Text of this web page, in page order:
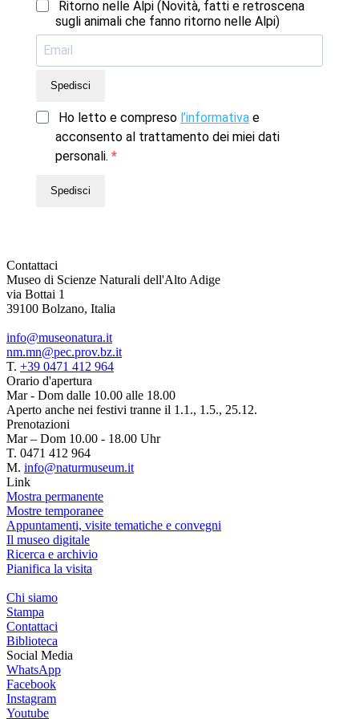
Ritorno nelle Alpi (Novità, fatti e retroscena
sugli animali che fanno ritorno nelle Alpi)
Spedisci
Ho letto e compreso l’informativa e
acconsento al trattamento dei miei dati
personali.
Spedisci
Contattaci
Museo di Scienze Naturali dell'Alto Adige
via Bottai 1
39100 Bolzano, Italia
info@museonatura.it
nm.mn@pec.prov.bz.it
T. +39 0471 412 964
Orario d'apertura
Mar - Dom dalle 10.00 alle 18.00
Aperto anche nei festivi tranne il 1.1., 1.5., 25.12.
Prenotazioni
Mar – Dom 10.00 - 18.00 Uhr
T. 0471 412 964
M. info@naturmuseum.it
Link
Mostra permanente
Mostre temporanee
Appuntamenti, visite tematiche e convegni
Il museo digitale
Ricerca e archivio
Pianifica la visita
Chi siamo
Stampa
Contattaci
Biblioteca
Social Media
WhatsApp
Facebook
Instagram
Youtube